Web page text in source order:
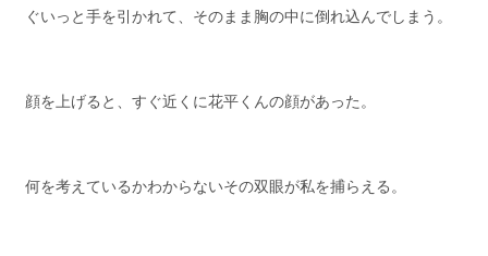
ぐいっと手を引かれて、そのまま胸の中に倒れ込んでしまう。
顔を上げると、すぐ近くに花平くんの顔があった。
何を考えているかわからないその双眼が私を捕らえる。